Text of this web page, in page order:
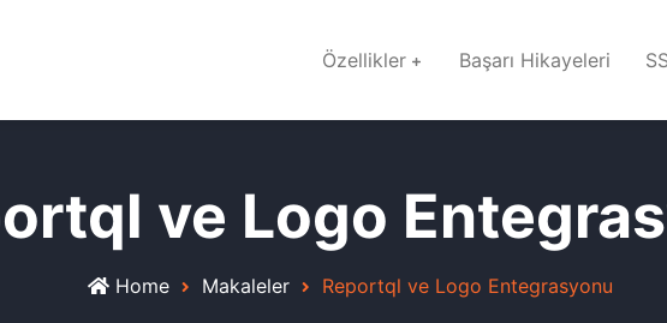
Özellikler Başarı Hikayeleri
ve Logo
Home Makaleler Reportql ve Logo Entegrasyonu